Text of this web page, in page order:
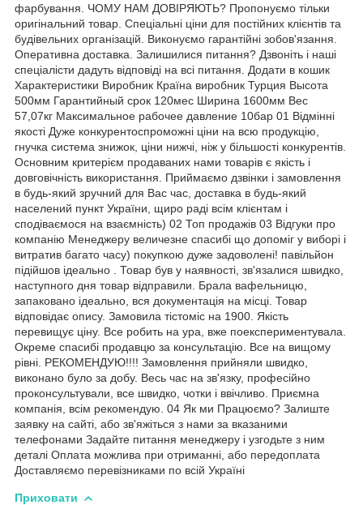
фарбування. ЧОМУ НАМ ДОВІРЯЮТЬ? Пропонуємо тільки
оригінальний товар. Спеціальні ціни для постійних клієнтів та
будівельних організацій. Виконуємо гарантійні зобов'язання.
Оперативна доставка. Залишилися питання? Дзвоніть і наші
спеціалісти дадуть відповіді на всі питання. Додати в кошик
Характеристики Виробник Країна виробник Турция Высота
500мм Гарантийный срок 120мес Ширина 1600мм Вес
57,07кг Максимальное рабочее давление 10бар 01 Відмінні
якості Дуже конкурентоспроможні ціни на всю продукцію,
гнучка система знижок, ціни нижчі, ніж у більшості конкурентів.
Основним критерієм продаваних нами товарів є якість і
довговічність використання. Приймаємо дзвінки і замовлення
в будь-який зручний для Вас час, доставка в будь-який
населений пункт України, щиро раді всім клієнтам і
сподіваємося на взаємність) 02 Топ продажів 03 Відгуки про
компанію Менеджеру величезне спасибі що допоміг у виборі і
витратив багато часу) покупкою дуже задоволені! павільйон
підійшов ідеально . Товар був у наявності, зв'язалися швидко,
наступного дня товар відправили. Брала вафельницю,
запаковано ідеально, вся документація на місці. Товар
відповідає опису. Замовила тістоміс на 1900. Якість
перевищує ціну. Все робить на ура, вже поекспериментувала.
Окреме спасибі продавцю за консультацію. Все на вищому
рівні. РЕКОМЕНДУЮ!!!! Замовлення прийняли швидко,
виконано було за добу. Весь час на зв'язку, професійно
проконсультували, все швидко, чотки і ввічливо. Приємна
компанія, всім рекомендую. 04 Як ми Працюємо? Залиште
заявку на сайті, або зв'яжіться з нами за вказаними
телефонами Задайте питання менеджеру і узгодьте з ним
деталі Оплата можлива при отриманні, або передоплата
Доставляємо перевізниками по всій Україні
Приховати